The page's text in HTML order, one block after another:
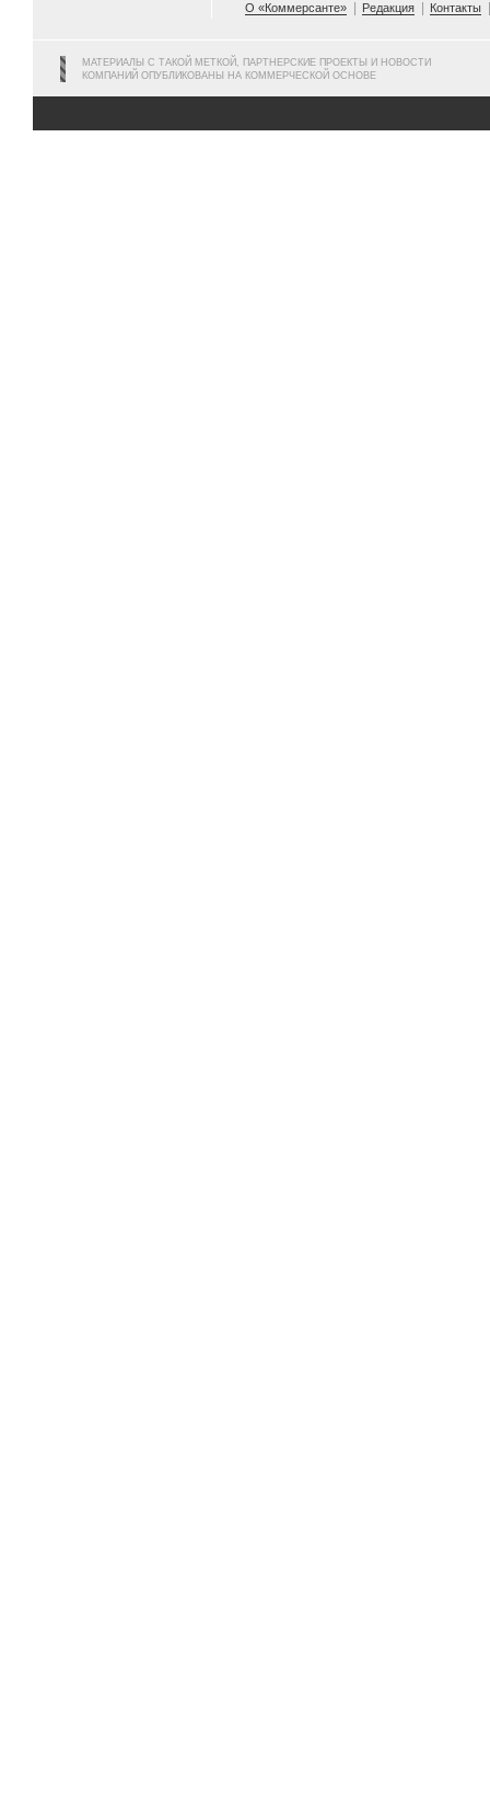
О «Коммерсанте»
Редакция Контакты
МАТЕРИАЛЫ С ТАКОЙ МЕТКОЙ, ПАРТНЕРСКИЕ ПРОЕКТЫ И НОВОСТИ
КОМПАНИЙ ОПУБЛИКОВАНЫ НА КОММЕРЧЕСКОЙ ОСНОВЕ